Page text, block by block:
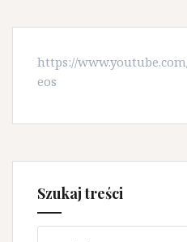
https://
eos
Szukaj treści